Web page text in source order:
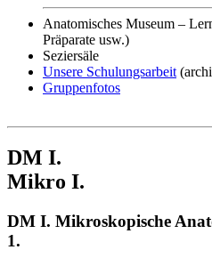
Anatomisches Museum –
Präparate usw.)
Seziersäle
Unsere Schulungsarbeit
Gruppenfotos
DM I.
Mikro I.
DM I. Mikroskopische
1.